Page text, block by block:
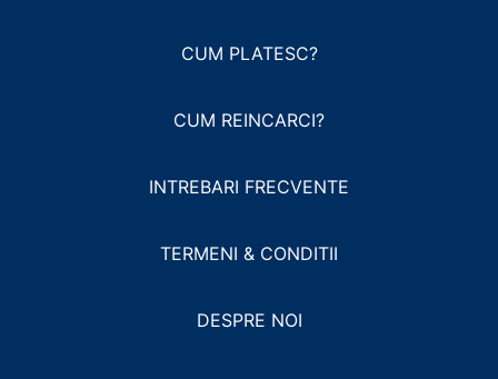
CUM PLATESC?
CUM REINCARCI?
INTREBARI FRECVENTE
TERMENI & CONDITII
DESPRE NOI